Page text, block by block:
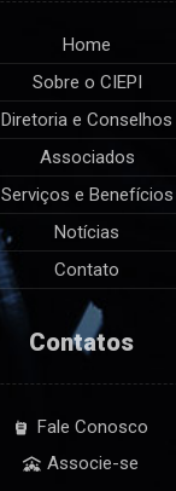
Home
Sobre o CIEPI
Diretoria e Conselhos
Associados
Serviços e Benefícios
Notícias
Contato
Contatos
Fale Conosco
Associe-se